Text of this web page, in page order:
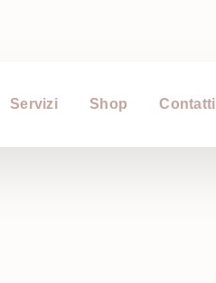
Servizi Shop Contatti